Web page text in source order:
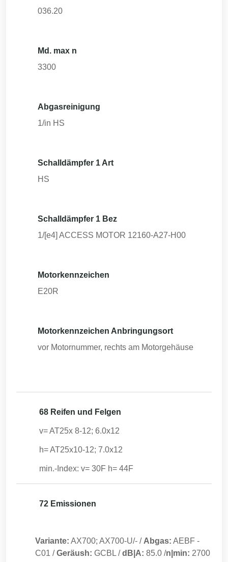
036.20
Md. max n
3300
Abgasreinigung
1/in HS
Schalldämpfer 1 Art
HS
Schalldämpfer 1 Bez
1/[e4] ACCESS MOTOR 12160-A27-H00
Motorkennzeichen
E20R
Motorkennzeichen Anbringungsort
vor Motornummer, rechts am Motorgehäuse
68 Reifen und Felgen
v= AT25x 8-12; 6.0x12
h= AT25x10-12; 7.0x12
min.-Index: v= 30F h= 44F
72 Emissionen
Variante: AX700; AX700-U/- / Abgas: AEBF -
C01 /Geräush: GCBL /dB|A: 85.0 /n|min: 2700